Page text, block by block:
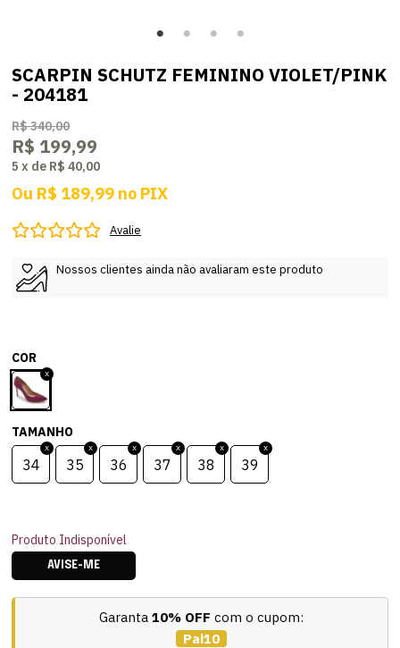
SCARPIN SCHUTZ FEMININO VIOLET/PINK
- 204181
R$ 340,00
R$ 199,99
5 x de R$ 40,00
Ou R$ 189,99 no PIX
Avalie
Nossos clientes ainda não avaliaram este produto
COR
TAMANHO
34 35 36 37 38 39
Produto Indisponível
AVISE-ME
Garanta 10% OFF com o cupom:
Pai10